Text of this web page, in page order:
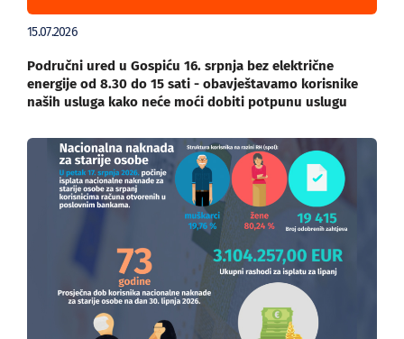
15.07.2026
Područni ured u Gospiću 16. srpnja bez električne
energije od 8.30 do 15 sati - obavještavamo korisnike
naših usluga kako neće moći dobiti potpunu uslugu